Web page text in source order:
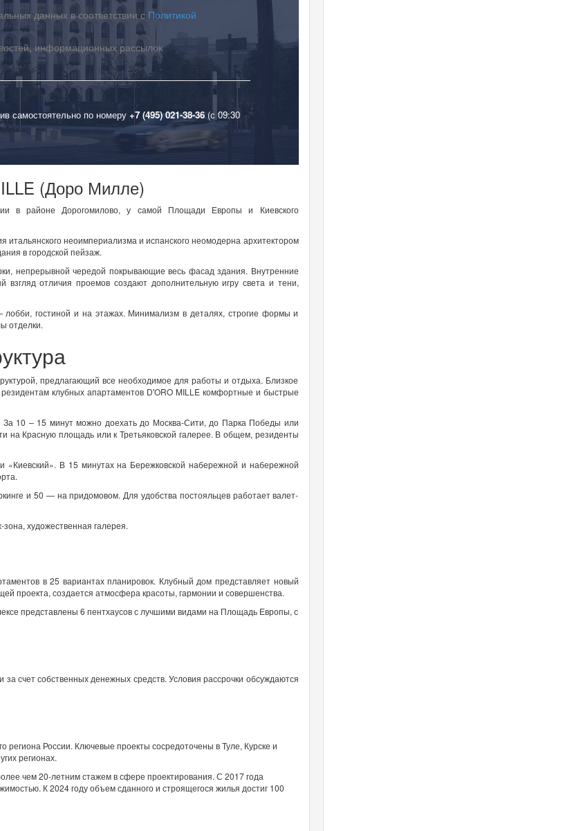
данных в соответствии с Политикой
информационных рассылок
самостоятельно по номеру +7 (495) 021-38-36 (с 09:30
(Доро Милле)
в районе Дорогомилово, у самой Площади Европы и Киевского
итальянского неоимпериализма и испанского неомодерна архитектором
в городской пейзаж.
непрерывной чередой покрывающие весь фасад здания. Внутренние
отличия проемов создают дополнительную игру света и тени,
гостиной и на этажах. Минимализм в деталях, строгие формы и
отделки.
предлагающий все необходимое для работы и отдыха. Близкое
клубных апартаментов D'ORO MILLE комфортные и быстрые
10 – 15 минут можно доехать до Москва-Сити, до Парка Победы или
на Красную площадь или к Третьяковской галерее. В общем, резиденты
«Киевский». В 15 минутах на Бережковской набережной и набережной
и 50 — на придомовом. Для удобства постояльцев работает валет-
художественная галерея.
в 25 вариантах планировок. Клубный дом представляет новый
проекта, создается атмосфера красоты, гармонии и совершенства.
представлены 6 пентхаусов с лучшими видами на Площадь Европы, с
счет собственных денежных средств. Условия рассрочки обсуждаются
России. Ключевые проекты сосредоточены в Туле, Курске и
регионах.
чем 20-летним стажем в сфере проектирования. С 2017 года
К 2024 году объем сданного и строящегося жилья достиг 100